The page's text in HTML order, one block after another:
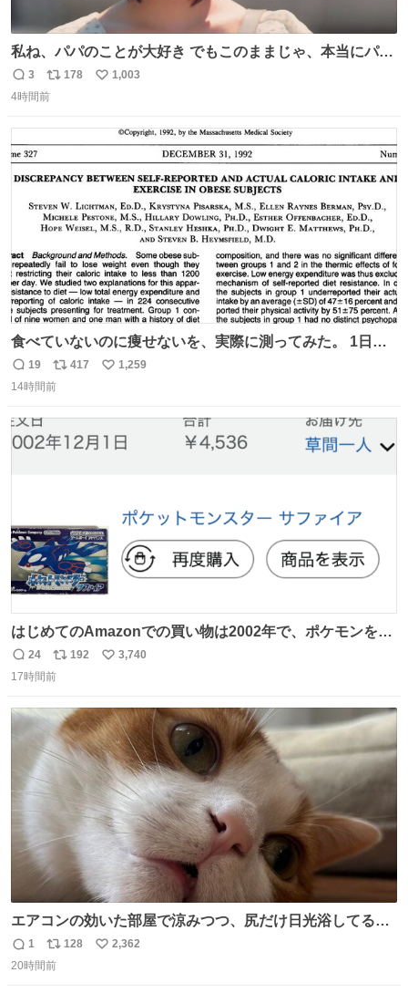
私ね、パパのことが大好き でもこのままじゃ、本当にパパ
を嫌いになっちゃう だから・・・ ドラマ #もうパパ ！😠
本編映像初公開📺 親子の愛ゆえのすれ違いを描くティザー
tver.jp/series/sr504n7… #日10 #ABCテレビ #新ドラマ
10/4（日）スタート🎬
返
信
3
リ
ポ
数
178
い
1,003
4時間前
食べていないのに痩せないを、実際に測ってみた。 1日
1200kcal未満と申告しながら減量できない10人を、14日間
調査。 本人の申告は平均1028kcal/日だったが、実際の摂
51％多く見積もっていた。
返
信
19
リ
ポ
数
417
い
1,259
14時間前
はじめてのAmazonでの買い物は2002年で、ポケモンを買
ったようだ 24年前かぁ。
返
信
24
リ
ポ
ト
数
192
い
数
3,740
17時間前
エアコンの効いた部屋で涼みつつ、尻だけ日光浴してる猫
もはや貴族じゃん！
返
信
1
リ
ポ
128
い
2,362
20時間前